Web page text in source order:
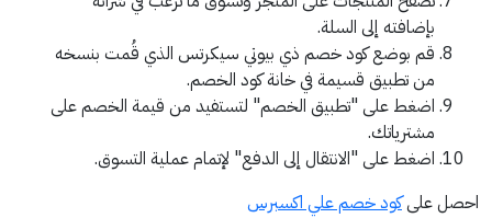
بإضافته إلى السلة.
قم بوضع كود خصم ذي بيوتي سيكرتس الذي قُمت بنسخه
من تطبيق قسيمة في خانة كود الخصم.
اضغط على "تطبيق الخصم" لتستفيد من قيمة الخصم على
مشترياتك.
اضغط على "الانتقال إلى الدفع" لإتمام عملية التسوق.
احصل علىكود خصم علي اكسبرس